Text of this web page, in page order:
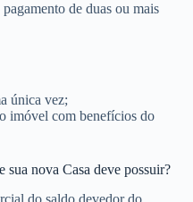
de duas ou mais
única vez;
imóvel com benefícios do
sua nova Casa deve possuir?
do saldo devedor do